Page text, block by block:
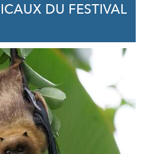
DU FESTIVAL